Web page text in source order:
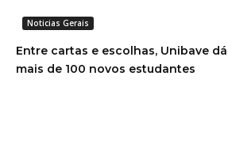
Noticias Gerais
Entre cartas e escolhas, Unibave
mais de 100 novos estudantes